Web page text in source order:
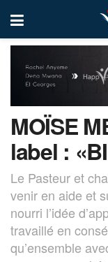
MOÏSE
label :
Le Pasteur et
venir en aide et
nourri l’idée
travaillé en
qu’ensemble